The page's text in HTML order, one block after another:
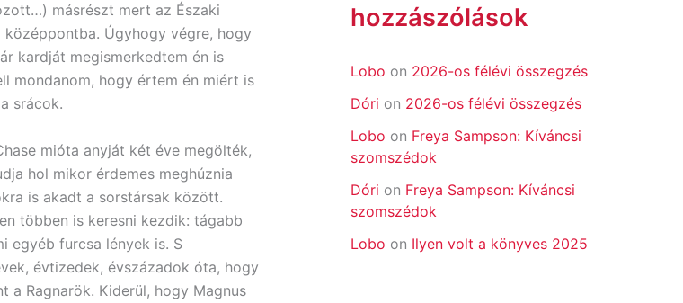
másrészt mert az Északi
Úgyhogy végre, hogy
kardját megismerkedtem én is
mondanom, hogy értem én miért is
srácok.
mióta anyját két éve megölték,
hol mikor érdemes meghúznia
is akadt a sorstársak között.
többen is keresni kezdik: tágabb
egyéb furcsa lények is. S
évtizedek, évszázadok óta, hogy
a Ragnarök. Kiderül, hogy Magnus
hozzászólások
Lobo on 2026-os félévi összegzés
Dóri on 2026-os félévi összegzés
Lobo on Freya Sampson: Kíváncsi
szomszédok
Dóri on Freya Sampson: Kíváncsi
szomszédok
Lobo on Ilyen volt a könyves 2025